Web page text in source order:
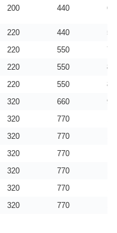
200 440
220 440
220 550
220 550
220 550
320 660
320 770
320 770
320 770
320 770
320 770
320 770